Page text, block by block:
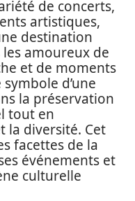
de concerts,
artistiques,
destination
amoureux de
et de moments
d’une
la préservation
tout en
la diversité. Cet
facettes de la
événements et
culturelle